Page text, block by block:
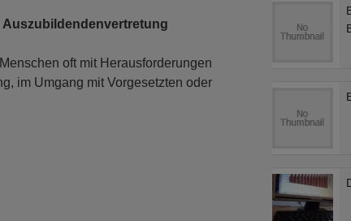
oft mit Herausforderungen
im Umgang mit Vorgesetzten oder